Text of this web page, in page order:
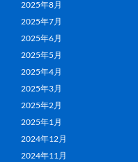
2025年8月
2025年7月
2025年6月
2025年5月
2025年4月
2025年3月
2025年2月
2025年1月
2024年12月
2024年11月